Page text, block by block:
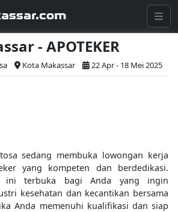
- APOTEKER
Kota Makassar 22 Apr - 18 Mei 2025
sedang membuka lowongan kerja
yang kompeten dan berdedikasi.
ini terbuka bagi Anda yang ingin
kesehatan dan kecantikan bersama
Anda memenuhi kualifikasi dan siap